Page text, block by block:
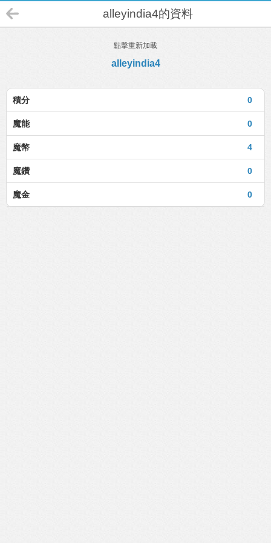
alleyindia4的資料
點擊重新加載
alleyindia4
0
積分
0
魔能
4
魔幣
0
魔鑽
0
魔金